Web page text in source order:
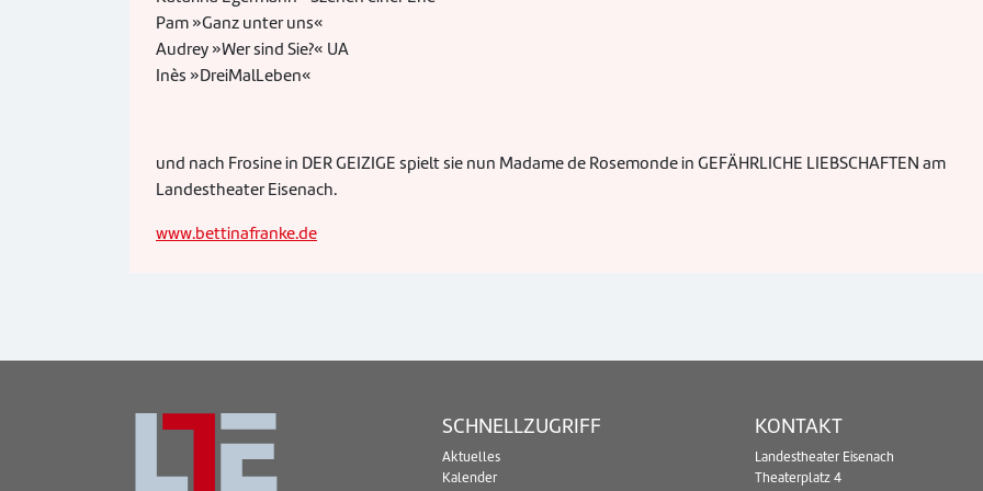
Pam »Ganz unter uns«
Audrey »Wer sind Sie?« UA
Inès »DreiMalLeben«
und nach Frosine in DER GEIZIGE spielt sie nun Madame de Rosemonde in GEFÄHRLICHE LIEBSCHAFTEN am
Landestheater Eisenach.
www.bettinafranke.de
SCHNELLZUGRIFF
Aktuelles
Kalender
KONTAKT
Landestheater Eisenach
Theaterplatz 4